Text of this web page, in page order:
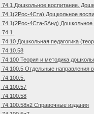
74.1 Дошкольное воспитание.
74.1(2Рос-4Ста) Дощкольное
74.1(2Рос-4Ста-5Анд) Дошкольное
74.1.
74.10 Дошкольная педагогика
74.10.58
74.100 Теория и методика
74.100.5 Отдельные направления
74.100.5.
74.100.57
74.100.58
74.100.58я2 Справочные издания